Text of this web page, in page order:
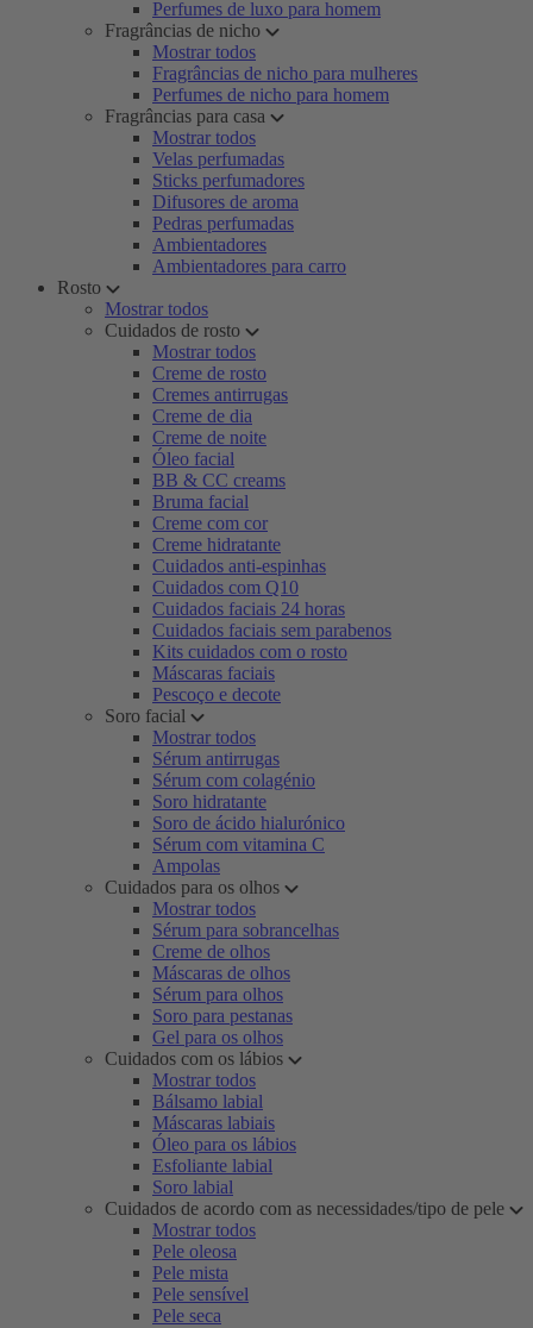
Perfumes de luxo para homem
Fragrâncias de nicho
Mostrar todos
Fragrâncias de nicho para mulheres
Perfumes de nicho para homem
Fragrâncias para casa
Mostrar todos
Velas perfumadas
Sticks perfumadores
Difusores de aroma
Pedras perfumadas
Ambientadores
Ambientadores para carro
Rosto
Mostrar todos
Cuidados de rosto
Mostrar todos
Creme de rosto
Cremes antirrugas
Creme de dia
Creme de noite
Óleo facial
BB & CC creams
Bruma facial
Creme com cor
Creme hidratante
Cuidados anti-espinhas
Cuidados com Q10
Cuidados faciais 24 horas
Cuidados faciais sem parabenos
Kits cuidados com o rosto
Máscaras faciais
Pescoço e decote
Soro facial
Mostrar todos
Sérum antirrugas
Sérum com colagénio
Soro hidratante
Soro de ácido hialurónico
Sérum com vitamina C
Ampolas
Cuidados para os olhos
Mostrar todos
Sérum para sobrancelhas
Creme de olhos
Máscaras de olhos
Sérum para olhos
Soro para pestanas
Gel para os olhos
Cuidados com os lábios
Mostrar todos
Bálsamo labial
Máscaras labiais
Óleo para os lábios
Esfoliante labial
Soro labial
Cuidados de acordo com as necessidades/tipo de pele
Mostrar todos
Pele oleosa
Pele mista
Pele sensível
Pele seca